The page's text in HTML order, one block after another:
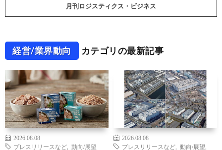
月刊ロジスティクス・ビジネス
経営/業界動向 カテゴリの最新記事
2026.08.08
プレスリリースなど
動向/展望
2026.08.08
プレスリリースなど
動向/展望